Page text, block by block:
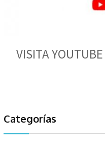
VISITA
Categorías